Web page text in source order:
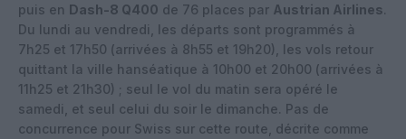
puis en Dash-8 Q400 de 76 places par Austrian Airlines.
Du lundi au vendredi, les départs sont programmés à
7h25 et 17h50 (arrivées à 8h55 et 19h20), les vols retour
quittant la ville hanséatique à 10h00 et 20h00 (arrivées à
11h25 et 21h30) ; seul le vol du matin sera opéré le
samedi, et seul celui du soir le dimanche. Pas de
concurrence pour Swiss sur cette route, décrite comme